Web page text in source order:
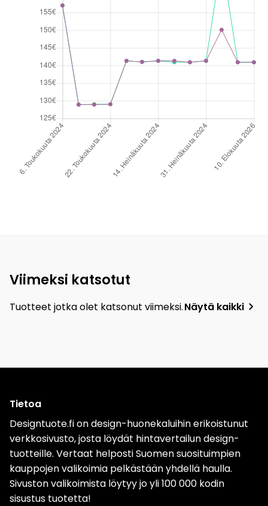
Viimeksi katsotut
Tuotteet jotka olet katsonut viimeksi.Näytä kaikki
Tietoa
Designtuote.fi on design-huonekaluihin erikoistunut
verkkosivusto, josta löydät hintavertailun design-
tuotteille. Vertaat helposti Suomen suosituimpien
kauppojen valikoimia pelkästään yhdellä haulla.
Sivuston valikoimista löytyy jo yli 100 000 kodin
sisustus tuotetta!